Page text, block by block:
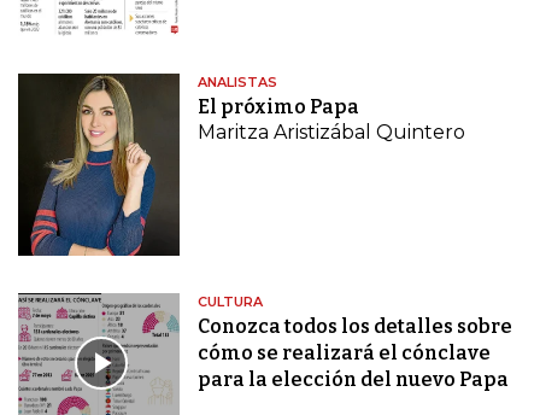
ANALISTAS
El próximo Papa
Maritza Aristizábal Quintero
CULTURA
Conozca todos los detalles sobre
cómo se realizará el cónclave
para la elección del nuevo Papa